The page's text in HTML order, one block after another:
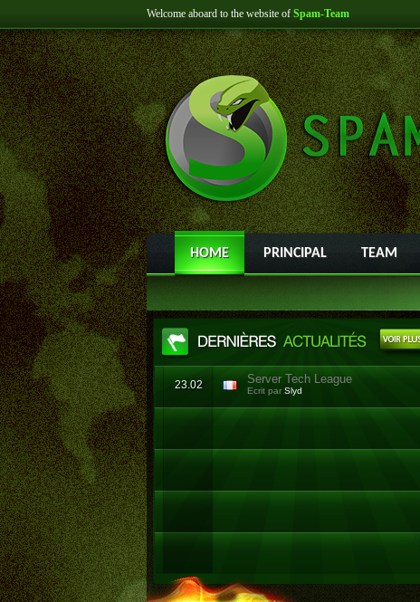
Welcome aboard to the website of Spam-Team
HOME PRINCIPAL TEAM
23.02 Server Tech League
Ecrit par Slyd